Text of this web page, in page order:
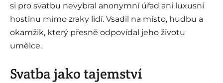
si pro svatbu nevybral anonymní úřad ani luxusní
hostinu mimo zraky lidí. Vsadil na místo, hudbu a
okamžik, který přesně odpovídal jeho životu
umělce.
Svatba jako tajemství